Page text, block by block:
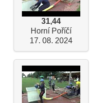
31,44
Horní Poříčí
17. 08. 2024